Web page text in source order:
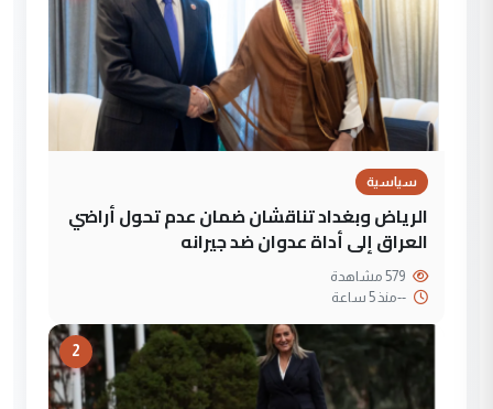
سياسية
الرياض وبغداد تناقشان ضمان عدم تحول أراضي
العراق إلى أداة عدوان ضد جيرانه
--منذ 5 ساعة
2